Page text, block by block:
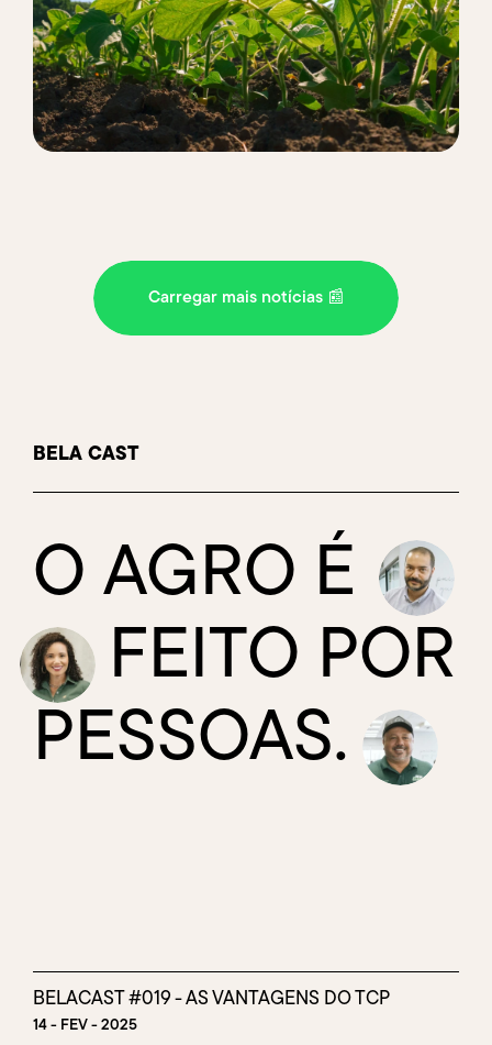
Carregar mais notícias 📰
BELA CAST
O AGRO É
FEITO POR
PESSOAS.
BELACAST #019 - AS VANTAGENS DO TCP
14 - FEV - 2025